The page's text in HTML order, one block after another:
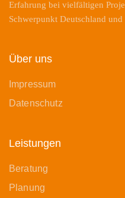
Erfahrung bei vielfältigen
Schwerpunkt Deutschland und
Über uns
Impressum
Datenschutz
Leistungen
Beratung
Planung